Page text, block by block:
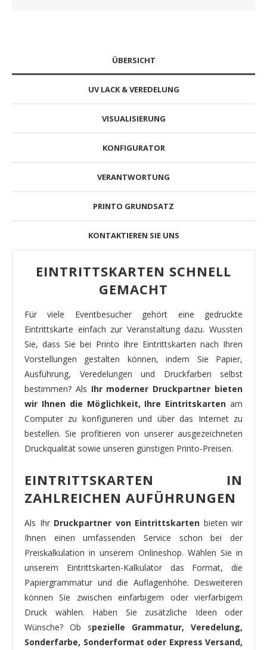
ÜBERSICHT
UV LACK & VEREDELUNG
VISUALISIERUNG
KONFIGURATOR
VERANTWORTUNG
PRINTO GRUNDSATZ
KONTAKTIEREN SIE UNS
EINTRITTSKARTEN SCHNELL
GEMACHT
Für viele Eventbesucher gehört eine gedruckte
Eintrittskarte einfach zur Veranstaltung dazu. Wussten
Sie, dass Sie bei Printo Ihre Eintrittskarten nach Ihren
Vorstellungen gestalten können, indem Sie Papier,
Ausführung, Veredelungen und Druckfarben selbst
bestimmen? Als Ihr moderner Druckpartner bieten
wir Ihnen die Möglichkeit, Ihre Eintritskarten am
Computer zu konfigurieren und über das Internet zu
bestellen. Sie profitieren von unserer ausgezeichneten
Druckqualität sowie unseren günstigen Printo-Preisen.
EINTRITTSKARTEN IN
ZAHLREICHEN AUFÜHRUNGEN
Als Ihr Druckpartner von Eintrittskarten bieten wir
Ihnen einen umfassenden Service schon bei der
Preiskalkulation in unserem Onlineshop. Wählen Sie in
unserem Eintrittskarten-Kalkulator das Format, die
Papiergrammatur und die Auflagenhöhe. Desweiteren
können Sie zwischen einfarbigem oder vierfarbigem
Druck wählen. Haben Sie zusätzliche Ideen oder
Wünsche? Ob spezielle Grammatur, Veredelung,
Sonderfarbe, Sonderformat oder Express Versand,